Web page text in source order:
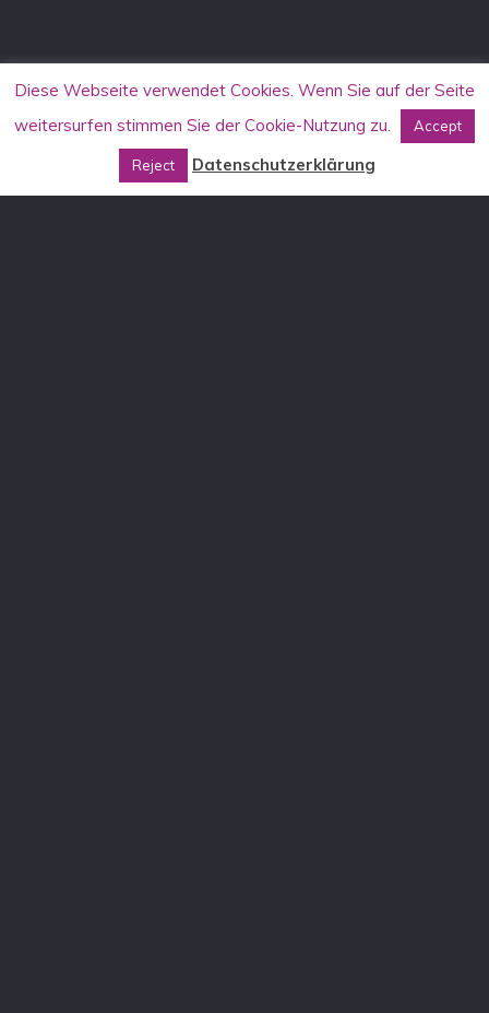
Diese Webseite verwendet Cookies. Wenn Sie auf der Seite
weitersurfen stimmen Sie der Cookie-Nutzung zu.
Accept
Reject Datenschutzerklärung